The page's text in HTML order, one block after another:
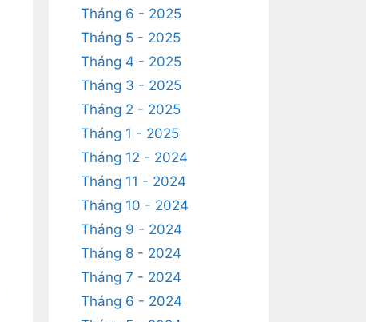
Tháng 6 - 2025
Tháng 5 - 2025
Tháng 4 - 2025
Tháng 3 - 2025
Tháng 2 - 2025
Tháng 1 - 2025
Tháng 12 - 2024
Tháng 11 - 2024
Tháng 10 - 2024
Tháng 9 - 2024
Tháng 8 - 2024
Tháng 7 - 2024
Tháng 6 - 2024